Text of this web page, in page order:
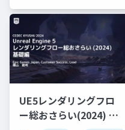
UE5レンダリングフロ
ー総おさらい(2024) 基